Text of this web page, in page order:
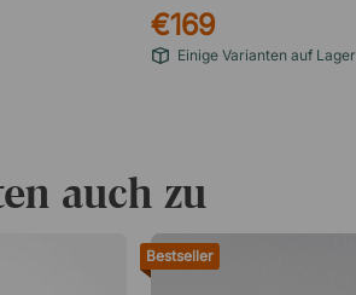
€169
Einige Varianten auf Lager
auch zu
Bestseller